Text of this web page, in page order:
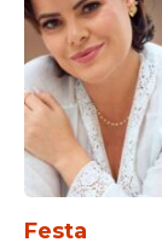
13 de junho
Henry
Mari
Ávine
Festa